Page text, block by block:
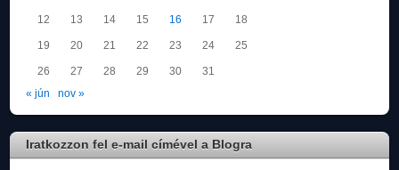
12 13 14 15 16 17 18
19 20 21 22 23 24 25
26 27 28 29 30
31
« jún
nov »
Iratkozzon fel e-mail címével a Blogra